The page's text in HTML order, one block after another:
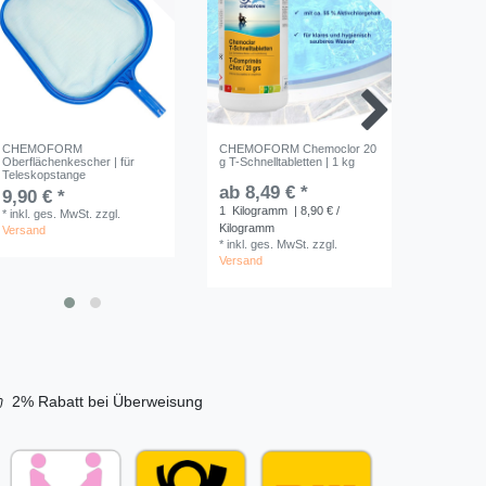
20 g
*
MwSt.
CHEMOFORM
Oberflächenkescher | für
Teleskopstange
9,90 € *
*inkl. ges. MwSt. zzgl.
Versand
CHEMOFORM Chemoclor 20
g T-Schnelltabletten | 1 kg
ab 8,49 € *
1 Kilogramm | 8,90 € /
Kilogramm
*inkl. ges. MwSt. zzgl.
Versand
2% Rabatt bei Überweisung